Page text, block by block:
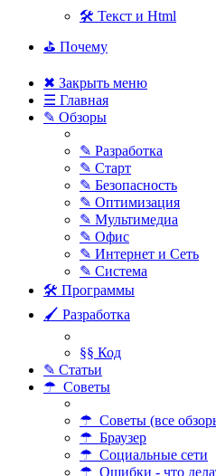
🛠 Текст и Html
⛳ Почему
✖ Закрыть меню
☰ Главная
✎ Обзоры
✎ Разработка
✎ Старт
✎ Безопасность
✎ Оптимизация
✎ Мультимедиа
✎ Офис
✎ Интернет и Сеть
✎ Система
🛠 Программы
🖌 Разработка
§§ Код
✎ Статьи
☂ Советы
☂ Советы (все
☂ Браузер
☂ Социальные сети
☂ Ошибки - что